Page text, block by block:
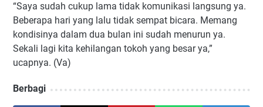
“Saya sudah cukup lama tidak komunikasi langsung ya.
Beberapa hari yang lalu tidak sempat bicara. Memang
kondisinya dalam dua bulan ini sudah menurun ya.
Sekali lagi kita kehilangan tokoh yang besar ya,”
ucapnya. (Va)
Berbagi